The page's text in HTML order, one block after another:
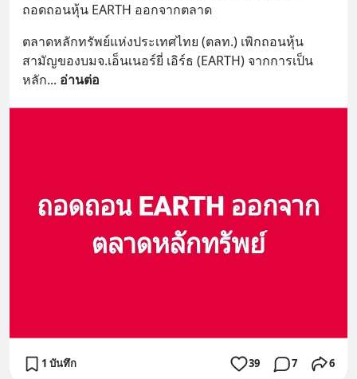
ถอดถอนหุ้น EARTH ออกจากตลาด
ตลาดหลักทรัพย์แห่งประเทศไทย (ตลท.) เพิกถอนหุ้น
สามัญของบมจ.เอ็นเนอร์ยี่ เอิร์ธ (EARTH) จากการเป็น
หลัก... อ่านต่อ
1 บันทึก 39 7 6